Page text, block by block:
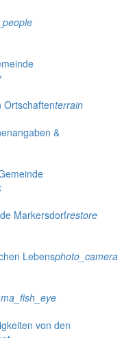
Ortschaftenterrain
&
Markersdorfrestore
Lebensphoto_camera
von den